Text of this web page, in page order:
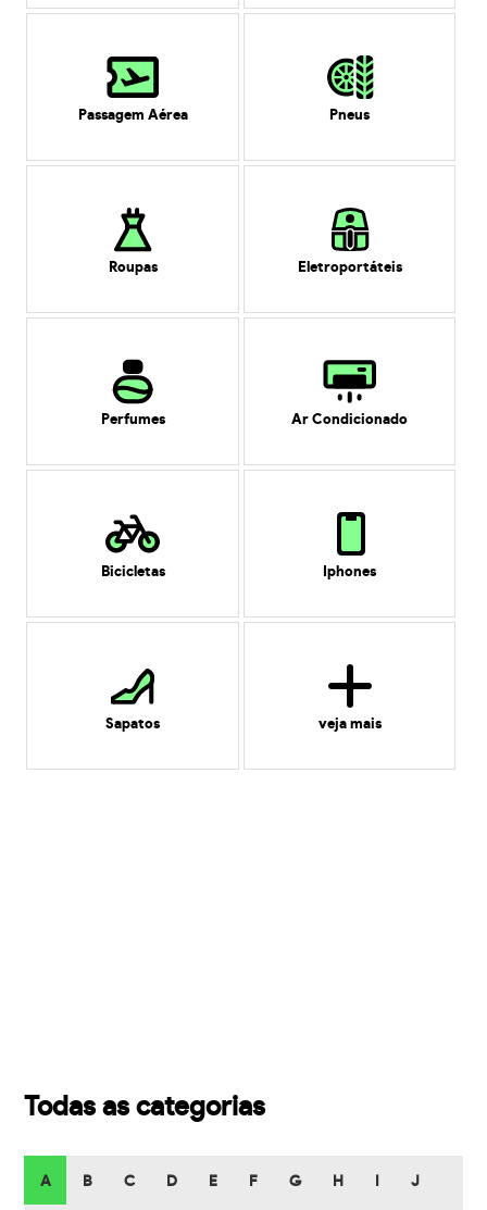
Passagem Aérea Pneus
Roupas Eletroportáteis
Perfumes Ar Condicionado
Bicicletas Iphones
Sapatos veja mais
Todas as categorias
A B C D E F G H J